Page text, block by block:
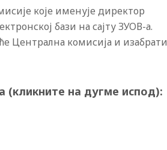
које именује директор
бази на сајту ЗУОВ-а.
Централна комисија и изабрати
на дугме испод):